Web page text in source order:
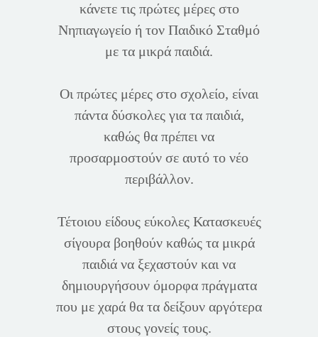
κάνετε τις πρώτες μέρες στο
Νηπιαγωγείο ή τον Παιδικό Σταθμό
με τα μικρά παιδιά.
Οι πρώτες μέρες στο σχολείο, είναι
πάντα δύσκολες για τα παιδιά,
καθώς θα πρέπει να
προσαρμοστούν σε αυτό το νέο
περιβάλλον.
Τέτοιου είδους εύκολες Κατασκευές
σίγουρα βοηθούν καθώς τα μικρά
παιδιά να ξεχαστούν και να
δημιουργήσουν όμορφα πράγματα
που με χαρά θα τα δείξουν αργότερα
στους γονείς τους.